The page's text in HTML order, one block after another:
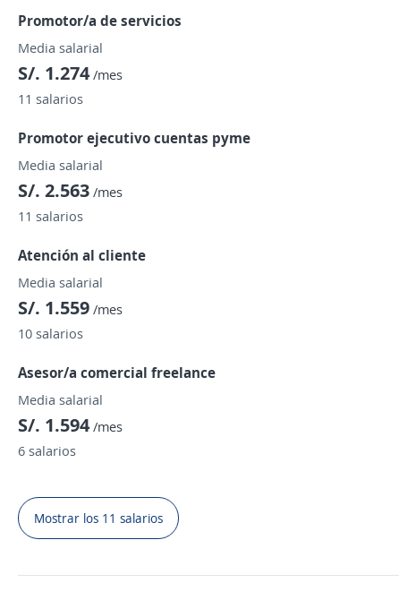
Promotor/a de servicios
Media salarial
S/. 1.274 /mes
11 salarios
Promotor ejecutivo cuentas pyme
Media salarial
S/. 2.563 /mes
11 salarios
Atención al cliente
Media salarial
S/. 1.559 /mes
10 salarios
Asesor/a comercial freelance
Media salarial
S/. 1.594 /mes
6 salarios
Mostrar los 11 salarios